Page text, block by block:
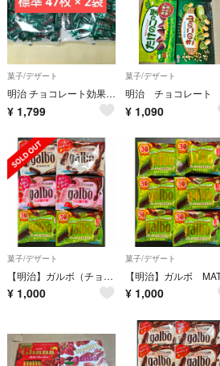
菓子/デザート
明治 チョコレート効果 カカオ 72% 標準47枚 × 2袋 約 94枚
¥ 1,799
菓子/デザート
¥ 1,090
菓子/デザート
【明治】ガルボ（チョコ・つぶ練り苺・MATCHA）3種×各2袋（合計6袋）
¥ 1,000
菓子/デザート
¥ 1,000